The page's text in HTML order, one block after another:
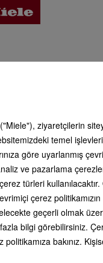
İyi bir his
Burada size Miele
olarak yardımcı
bilgiler bulabilirsiniz.
alma
kurulumuna kadar
çerçeve teklif veya
ilişkin detaylı bilgiler.
yanınızdayız -
unutmayınız!
ziyaretçilerin
temel işlevleri
göre uyarlanmış
ve pazarlama
türleri kullanılacaktır.
çerez politikamızın
geçerli olmak
bilgi görebilirsiniz.
bakınız.